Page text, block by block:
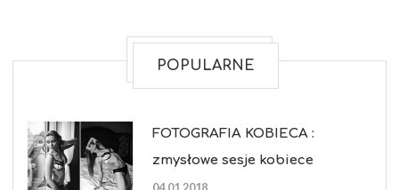
POPULARNE
FOTOGRAFIA KOBIECA :
zmysłowe sesje kobiece
04.01.2018